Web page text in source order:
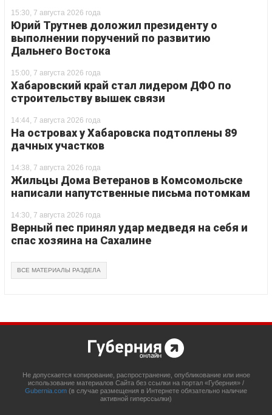
15:30, 7 августа 2026 года
Юрий Трутнев доложил президенту о
выполнении поручений по развитию
Дальнего Востока
15:00, 7 августа 2026 года
Хабаровский край стал лидером ДФО по
строительству вышек связи
14:44, 7 августа 2026 года
На островах у Хабаровска подтоплены 89
дачных участков
14:38, 7 августа 2026 года
Жильцы Дома Ветеранов в Комсомольске
написали напутственные письма потомкам
14:30, 7 августа 2026 года
Верный пес принял удар медведя на себя и
спас хозяина на Сахалине
ВСЕ МАТЕРИАЛЫ РАЗДЕЛА
Не допускается копирование, распространение, опубликование или иное
использование материалов Сайта без ссылки на портал «Губерния» /
Gubernia.com (в случае размещения в Интернете обязательно наличие
активной гиперссылки)